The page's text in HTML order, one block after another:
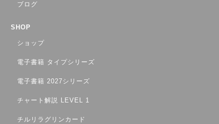
ブログ
SHOP
ショップ
電子書籍 タイプシリーズ
電子書籍 2027シリーズ
チャート解説 LEVEL 1
チルリラグリンカード